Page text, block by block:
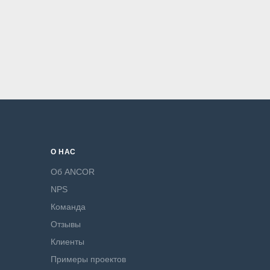
О НАС
Об ANCOR
NPS
Команда
Отзывы
Клиенты
Примеры проектов